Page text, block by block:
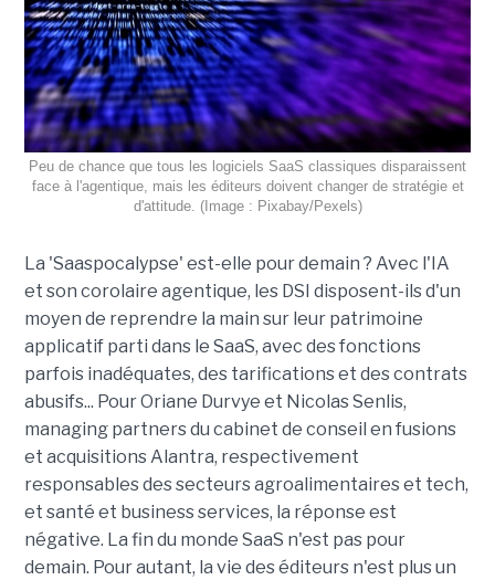
Peu de chance que tous les logiciels SaaS classiques disparaissent
face à l'agentique, mais les éditeurs doivent changer de stratégie et
d'attitude. (Image : Pixabay/Pexels)
La 'Saaspocalypse' est-elle pour demain ? Avec l'IA
et son corolaire agentique, les DSI disposent-ils d'un
moyen de reprendre la main sur leur patrimoine
applicatif parti dans le SaaS, avec des fonctions
parfois inadéquates, des tarifications et des contrats
abusifs... Pour Oriane Durvye et Nicolas Senlis,
managing partners du cabinet de conseil en fusions
et acquisitions Alantra, respectivement
responsables des secteurs agroalimentaires et tech,
et santé et business services, la réponse est
négative. La fin du monde SaaS n'est pas pour
demain. Pour autant, la vie des éditeurs n'est plus un